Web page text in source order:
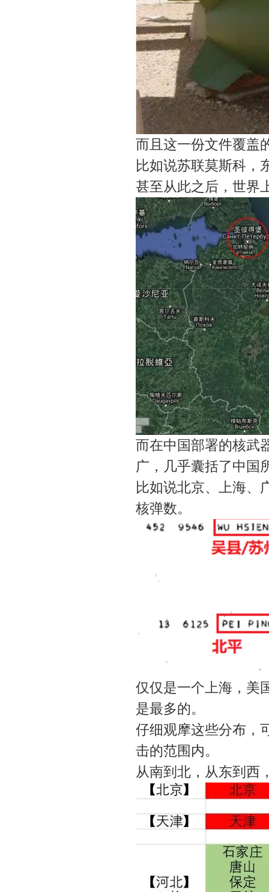
而且这一份文件覆盖
比如说苏联莫斯科，
甚至从此之后，世界
而在中国部署的核武
广，几乎囊括了中国
比如说北京、上海、
核弹数。
仅仅是一个上海，美
是最多的。
仔细观摩这些分布，
击的范围内。
从南到北，从东到西